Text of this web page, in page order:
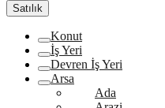
Satılık
Konut
İş Yeri
Devren İş Yeri
Arsa
Ada